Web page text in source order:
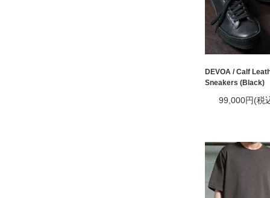
DEVOA / Calf
Sneakers (Black)
99,000円(税